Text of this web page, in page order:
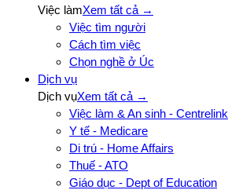
Việc làmXem tất cả →
Việc tìm người
Cách tìm việc
Chọn nghề ở Úc
Dịch vụ
Dịch vụXem tất cả →
Việc làm & An sinh - Centrelink
Y tế - Medicare
Di trú - Home Affairs
Thuế - ATO
Giáo dục - Dept of Education